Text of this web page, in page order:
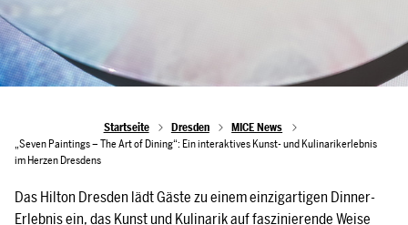
Startseite Dresden
MICE News
„Seven Paintings – The Art of Dining“: Ein interaktives Kunst- und Kulinarikerlebnis
im Herzen Dresdens
Das Hilton Dresden lädt Gäste zu einem einzigartigen Dinner-
Erlebnis ein, das Kunst und Kulinarik auf faszinierende Weise